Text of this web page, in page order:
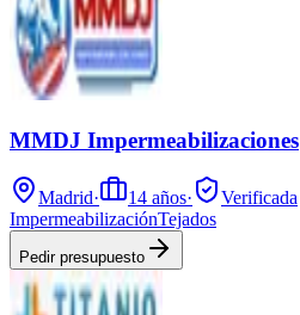
MMDJ Impermeabilizaciones
Madrid· 14 años·
Verificada
ImpermeabilizaciónTejados
Pedir presupuesto